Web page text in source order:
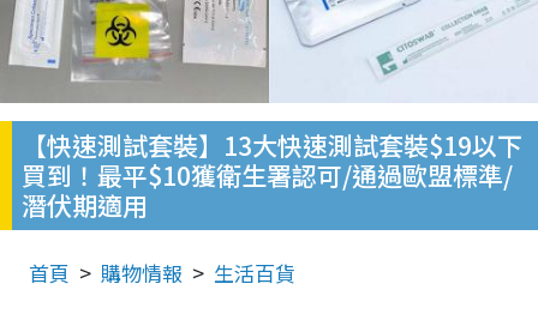
【快速測試套裝】13大快速測試套裝$19以下
買到！最平$10獲衛生署認可/通過歐盟標準/
潛伏期適用
首頁 購物情報 生活百貨